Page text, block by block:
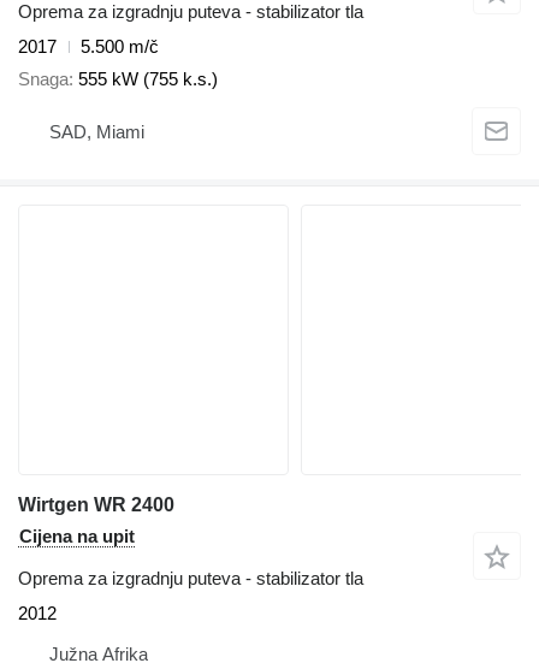
Oprema za izgradnju puteva - stabilizator tla
2017
5.500 m/č
Snaga 555 kW (755 k.s.)
SAD, Miami
Wirtgen WR 2400
Cijena na upit
Oprema za izgradnju puteva - stabilizator tla
2012
Južna Afrika